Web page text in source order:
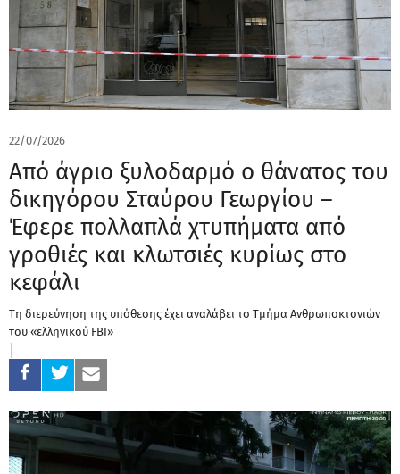
22/07/2026
Από άγριο ξυλοδαρμό ο θάνατος του
δικηγόρου Σταύρου Γεωργίου –
Έφερε πολλαπλά χτυπήματα από
γροθιές και κλωτσιές κυρίως στο
κεφάλι
Τη διερεύνηση της υπόθεσης έχει αναλάβει το Τμήμα Ανθρωποκτονιών
του «ελληνικού FBI»